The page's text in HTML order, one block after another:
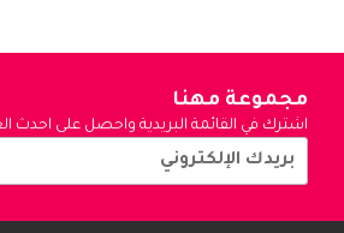
مجموعة مهنا
اشترك في القائمة البريدية واحصل على احدث
والتخفيضات !